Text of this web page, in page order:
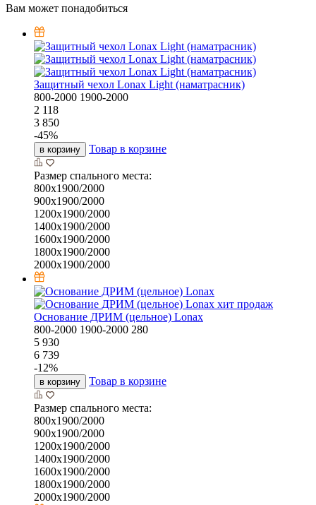
Вам может понадобиться
Защитный чехол Lonax Light (наматрасник)
800-2000 1900-2000
2 118
3 850
-45%
в корзину Товар в корзине
Размер спального места:
800х1900/2000
900х1900/2000
1200х1900/2000
1400х1900/2000
1600х1900/2000
1800х1900/2000
2000х1900/2000
хит продаж
Основание ДРИМ (цельное) Lonax
800-2000 1900-2000 280
5 930
6 739
-12%
в корзину Товар в корзине
Размер спального места:
800х1900/2000
900х1900/2000
1200х1900/2000
1400х1900/2000
1600х1900/2000
1800х1900/2000
2000х1900/2000